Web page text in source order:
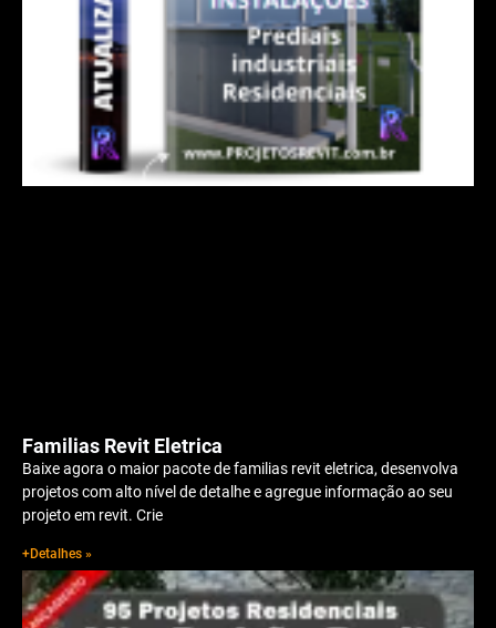
Familias Revit Eletrica
Baixe agora o maior pacote de familias revit eletrica, desenvolva
projetos com alto nível de detalhe e agregue informação ao seu
projeto em revit. Crie
+Detalhes »